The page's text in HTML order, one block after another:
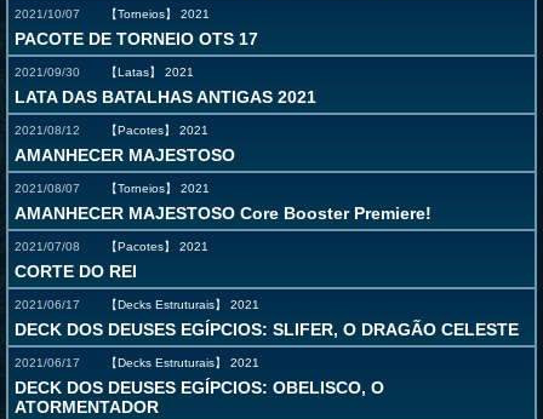
2021/10/07 【Torneios】 2021
PACOTE DE TORNEIO OTS 17
2021/09/30 【Latas】 2021
LATA DAS BATALHAS ANTIGAS 2021
2021/08/12 【Pacotes】 2021
AMANHECER MAJESTOSO
2021/08/07 【Torneios】 2021
AMANHECER MAJESTOSO Core Booster Premiere!
2021/07/08 【Pacotes】 2021
CORTE DO REI
2021/06/17 【Decks Estruturais】 2021
DECK DOS DEUSES EGÍPCIOS: SLIFER, O DRAGÃO CELESTE
2021/06/17 【Decks Estruturais】 2021
DECK DOS DEUSES EGÍPCIOS: OBELISCO, O
ATORMENTADOR